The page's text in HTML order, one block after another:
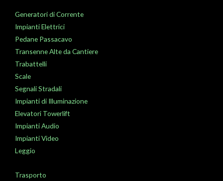
Generatori di Corrente
Impianti Elettrici
Pedane Passacavo
Transenne Alte da Cantiere
Trabattelli
Scale
Segnali Stradali
Impianti di Illuminazione
Elevatori Towerlift
Impianti Audio
Impianti Video
Leggio
Trasporto